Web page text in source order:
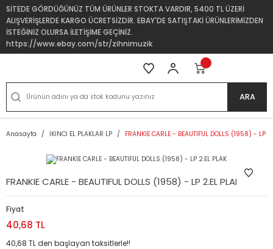
SİTEDE GÖRDÜĞÜNÜZ TÜM ÜRÜNLER STOKTA VARDIR, 5400 TL ÜZERİ
ALIŞVERİŞLERDE KARGO ÜCRETSİZDİR. EBAY'DE SATIŞTAKİ ÜRÜNLERİMİZDEN
İSTEĞİNİZ OLURSA İLETİŞİME GEÇİNİZ.
https://www.ebay.com/str/zihnimuzik
ARA
Anasayfa İKİNCİ EL PLAKLAR LP FRANKIE CARLE - BEAUTIFUL DOLLS (1958) - LP
FRANKIE CARLE - BEAUTIFUL DOLLS (1958) - LP 2.EL PLAK
Fiyat
40,68 TL
40,68 TL den başlayan taksitlerle!!